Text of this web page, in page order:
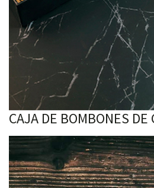
CAJA DE BOMBONES DE